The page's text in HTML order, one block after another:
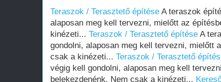
Teraszok / Terasztető építése A teraszok
alaposan meg kell tervezni, mielőtt az
kinézeti... Teraszok / Terasztető építése A
gondolni, alaposan meg kell tervezni, mielőtt
csak a kinézeti... Teraszok / Terasztető
végig kell gondolni, alaposan meg kell
belekezdenénk. Nem csak a kinézeti...